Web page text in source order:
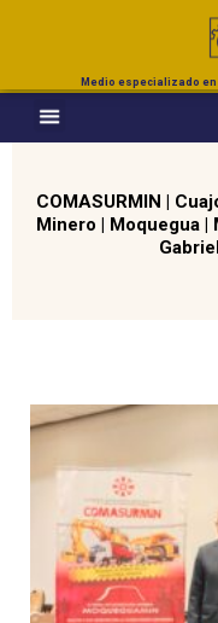
Medio especializado
COMASURMIN |
Minero | Moquegua|